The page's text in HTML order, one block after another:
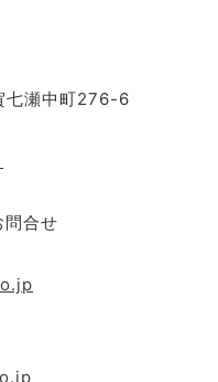
七瀬中町276-6
合せ